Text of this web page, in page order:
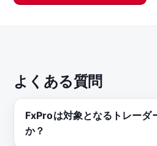
よくある質問
FxProは対象となるトレーダ
か？